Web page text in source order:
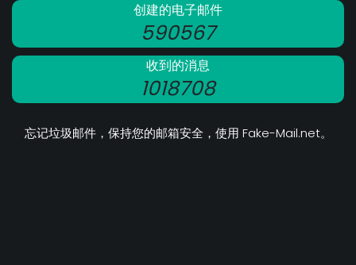
创建的电子邮件
590567
收到的消息
1018708
忘记垃圾邮件，保持您的邮箱安全，使用 Fake-Mail.net。